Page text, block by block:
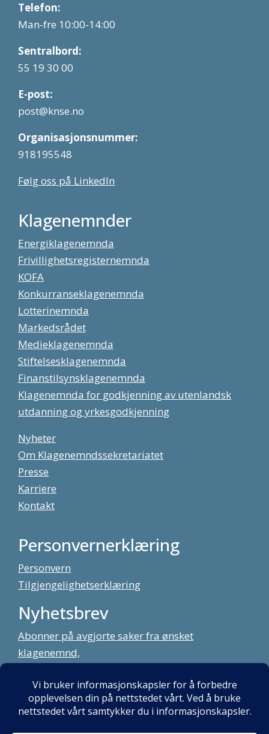
Telefon:
Man-fre 10:00-14:00
Sentralbord:
55 19 30 00
E-post:
post@knse.no
Organisasjonsnummer:
918195548
Følg oss på LinkedIn
Klagenemnder
Energiklagenemnda
Frivillighetsregisternemnda
KOFA
Konkurranseklagenemnda
Lotterinemnda
Markedsrådet
Medieklagenemnda
Stiftelsesklagenemnda
Finanstilsynsklagenemnda
Klagenemnda for godkjenning av utenlandsk
utdanning og yrkesgodkjenning
Nyheter
Om Klagenemndssekretariatet
Presse
Karriere
Kontakt
Personvernerklæring
Personvern
Tilgjengelighetserklæring
Nyhetsbrev
Abonner på avgjorte saker fra ønsket
klagenemnd,